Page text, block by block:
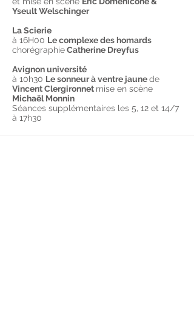
Yseult Welschinger
La Scierie
à 16H00 Le complexe des homards
chorégraphieCatherine Dreyfus
Avignon université
à 10h30 Le sonneur à ventre jaunede
Vincent Clergironnet mise en scène
Michaël Monnin
Séances supplémentaires les 5, 12 et 14/7
à 17h30